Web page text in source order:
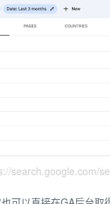
search.google.com/